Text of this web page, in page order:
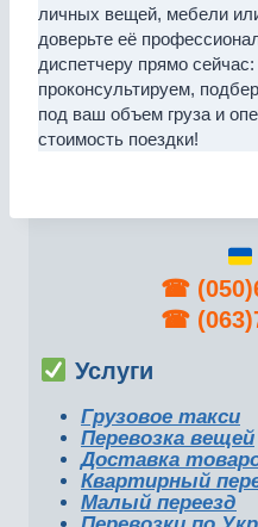
личных вещей, мебели
доверьте её
диспетчеру прямо
проконсультируем,
под ваш объем груза и
стоимость поездки!
☎︎
☎︎
Услуги
Грузовое такси
Перевозка вещей
Доставка
Квартирный
Малый переезд